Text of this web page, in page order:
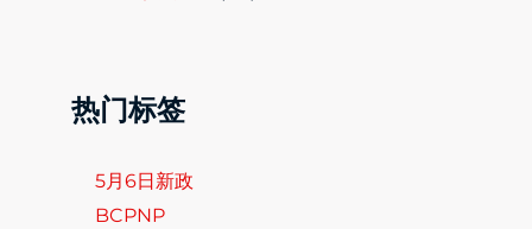
热门标签
5月6日新政
BCPNP